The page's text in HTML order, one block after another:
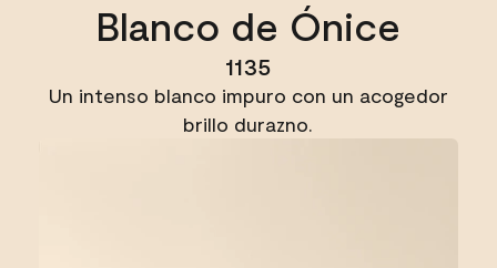
Blanco de Ónice
1135
Un intenso blanco impuro con un acogedor
brillo durazno.